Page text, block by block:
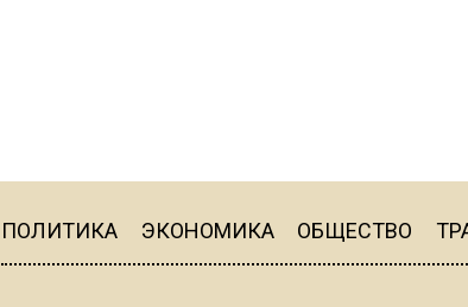
ПОЛИТИКА ЭКОНОМИКА ОБЩЕСТВО